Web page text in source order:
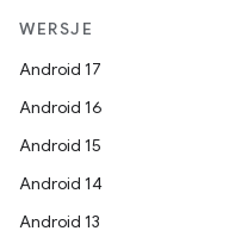
WERSJE
Android 17
Android 16
Android 15
Android 14
Android 13